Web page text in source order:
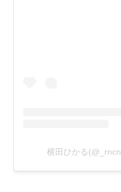
横田ひかる